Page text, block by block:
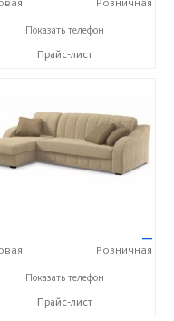
(910) 652-89-53 Александра
Показать телефон
Прайс-лист
—
Розничная
(910) 652-89-53 Александра
Показать телефон
Прайс-лист